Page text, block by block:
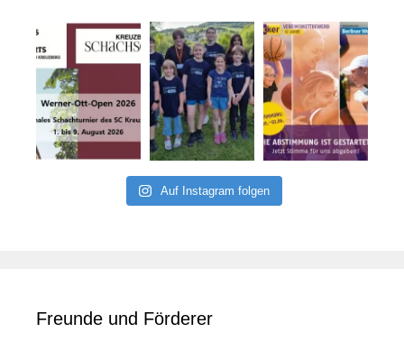
Auf Instagram folgen
Freunde und Förderer